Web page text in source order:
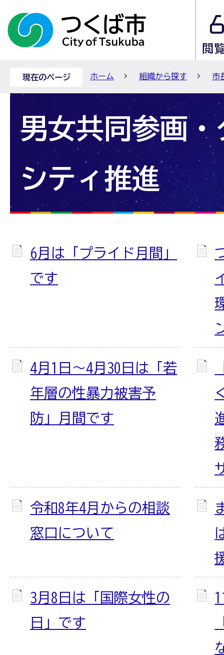
現在のページ ホーム 組織から探す 市
男女共同参画・
シティ推進
6月は「プライド月間」
です
4月1日～4月30日は「若
年層の性暴力被害予
防」月間です
令和8年4月からの相談
窓口について
3月8日は「国際女性の
日」です